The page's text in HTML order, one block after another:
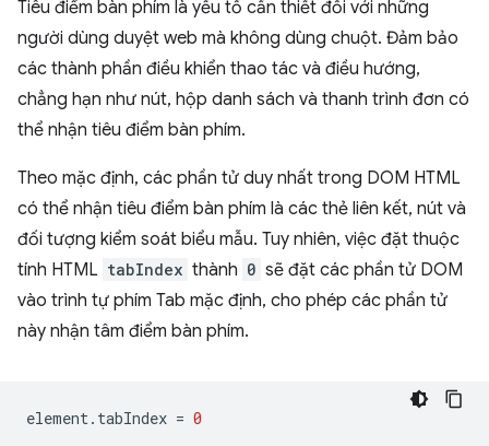
Tiêu điểm bàn phím là yếu tố cần thiết đối với những
người dùng duyệt web mà không dùng chuột. Đảm bảo
các thành phần điều khiển thao tác và điều hướng,
chẳng hạn như nút, hộp danh sách và thanh trình đơn có
thể nhận tiêu điểm bàn phím.
Theo mặc định, các phần tử duy nhất trong DOM HTML
có thể nhận tiêu điểm bàn phím là các thẻ liên kết, nút và
đối tượng kiểm soát biểu mẫu. Tuy nhiên, việc đặt thuộc
tính HTML tabIndex thành 0 sẽ đặt các phần tử DOM
vào trình tự phím Tab mặc định, cho phép các phần tử
này nhận tâm điểm bàn phím.
element . tabIndex = 0